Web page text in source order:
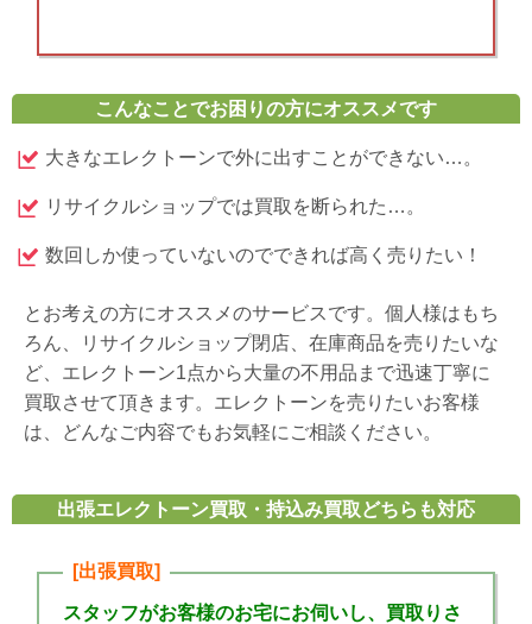
こんなことでお困りの方にオススメです
大きなエレクトーンで外に出すことができない…。
リサイクルショップでは買取を断られた…。
数回しか使っていないのでできれば高く売りたい！
とお考えの方にオススメのサービスです。個人様はもち
ろん、リサイクルショップ閉店、在庫商品を売りたいな
ど、エレクトーン1点から大量の不用品まで迅速丁寧に
買取させて頂きます。エレクトーンを売りたいお客様
は、どんなご内容でもお気軽にご相談ください。
出張エレクトーン買取・持込み買取どちらも対応
[出張買取]
スタッフがお客様のお宅にお伺いし、買取りさ